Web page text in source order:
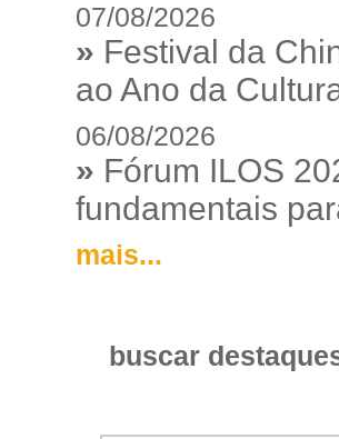
07/08/2026
» Festival da
ao Ano da
06/08/2026
» Fórum ILOS
fundamentais
mais...
buscar